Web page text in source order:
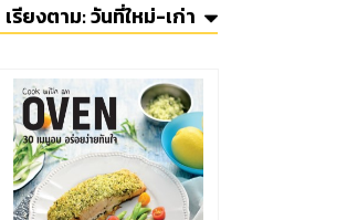
เรียงตาม:วันที่ใหม่-เก่า